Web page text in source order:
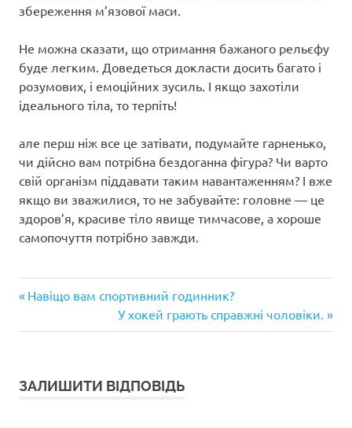
збереження м’язової маси.
Не можна сказати, що отримання бажаного рельєфу
буде легким. Доведеться докласти досить багато і
розумових, і емоційних зусиль. І якщо захотіли
ідеального тіла, то терпіть!
але перш ніж все це затівати, подумайте гарненько,
чи дійсно вам потрібна бездоганна фігура? Чи варто
свій організм піддавати таким навантаженням? І вже
якщо ви зважилися, то не забувайте: головне — це
здоров’я, красиве тіло явище тимчасове, а хороше
самопочуття потрібно завжди.
Навігація
записів
Попередній
Навіщо вам спортивний годинник?
Наступний
запис:
У хокей грають справжні чоловіки.
ЗАЛИШИТИ ВІДПОВІДЬ